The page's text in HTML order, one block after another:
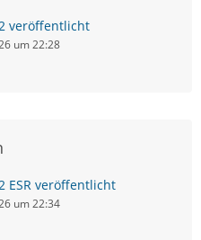
veröffentlicht
um 22:28
ESR veröffentlicht
um 22:34